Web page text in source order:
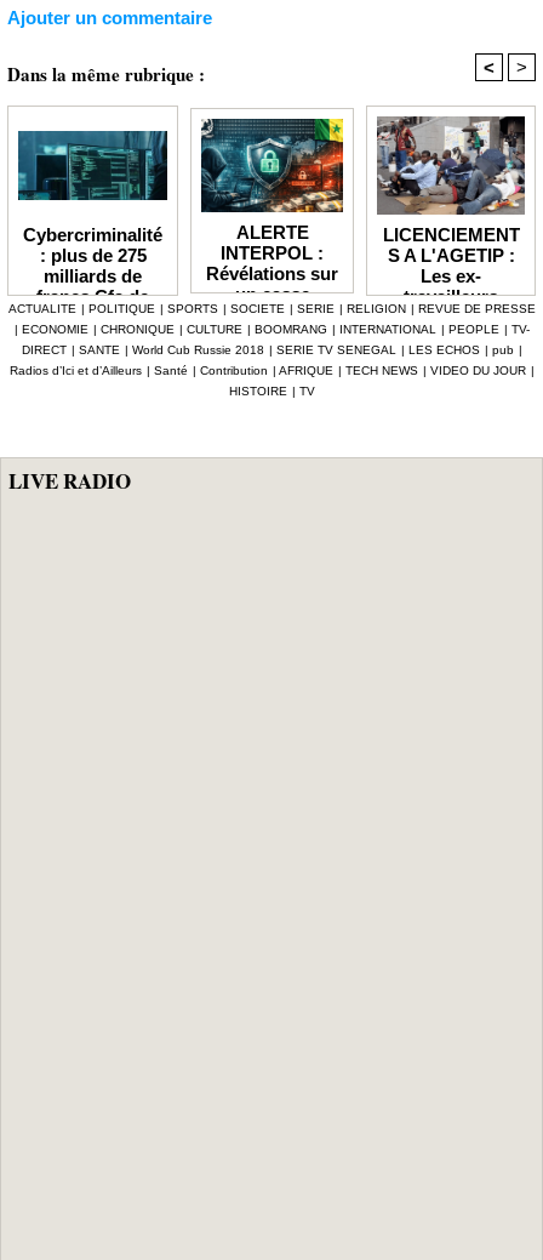
Ajouter un commentaire
Dans la même rubrique : < >
Cybercriminalité
: plus de 275
milliards de
francs Cfa de
pertes
enregistrées en
Afrique depuis
2024 (Interpol)
ALERTE
INTERPOL :
Révélations sur
un casse
numérique à 4,7
milliards F Cfa
ciblant le
secteur pétrolier
au Sénégal
LICENCIEMENT
S A L'AGETIP :
Les ex-
travailleurs
dénoncent une
gestion
«népotique» et
interpellent le
ACTUALITE | POLITIQUE | SPORTS | SOCIETE | SERIE | RELIGION | REVUE DE PRESSE
| ECONOMIE | CHRONIQUE | CULTURE | BOOMRANG | INTERNATIONAL | PEOPLE | TV-
DIRECT | SANTE | World Cub Russie 2018 | SERIE TV SENEGAL | LES ECHOS | pub |
Radios d’Ici et d’Ailleurs | Santé | Contribution | AFRIQUE | TECH NEWS | VIDEO DU JOUR |
HISTOIRE | TV
LIVE RADIO